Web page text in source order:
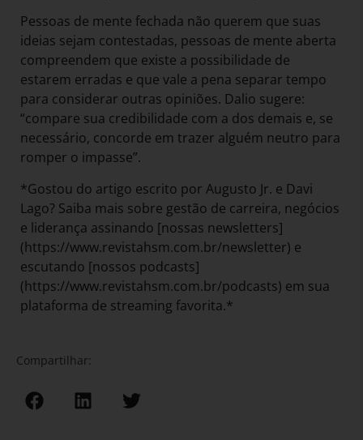
Pessoas de mente fechada não querem que suas
ideias sejam contestadas, pessoas de mente aberta
compreendem que existe a possibilidade de
estarem erradas e que vale a pena separar tempo
para considerar outras opiniões. Dalio sugere:
“compare sua credibilidade com a dos demais e, se
necessário, concorde em trazer alguém neutro para
romper o impasse”.
*Gostou do artigo escrito por Augusto Jr. e Davi
Lago? Saiba mais sobre gestão de carreira, negócios
e liderança assinando [nossas newsletters]
(https://www.revistahsm.com.br/newsletter) e
escutando [nossos podcasts]
(https://www.revistahsm.com.br/podcasts) em sua
plataforma de streaming favorita.*
Compartilhar: